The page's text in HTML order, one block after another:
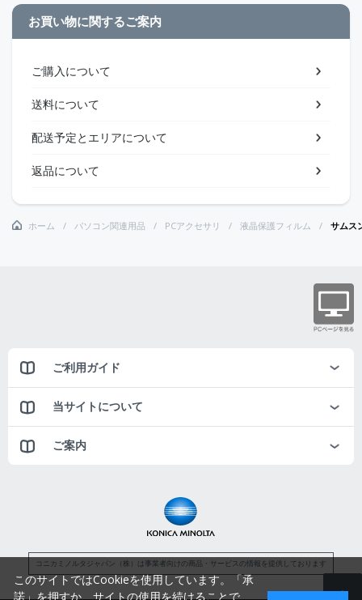
お買い物に関するご案内
ご購入について
送料について
配送予定とエリアについて
返品について
ホーム パソコン関連用品 PCアクセサリ 液晶保護フィルム サムス
ご利用ガイド
当サイトについて
ご案内
コニカミノルタジャパン（株）は事業者向けの商品・サービスの情報を提供しております
このサイトではCookieを使用しています。「承
諾」を押すか、サイトの使用を続けることで